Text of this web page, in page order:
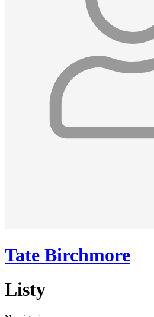
Tate Birchmore
Listy